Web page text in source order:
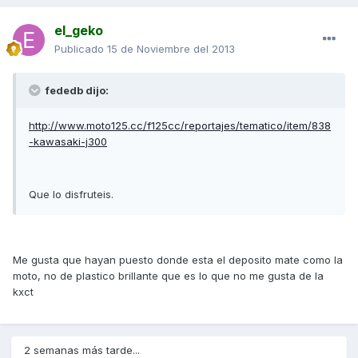
el_geko
Publicado 15 de Noviembre del 2013
fededb dijo:
http://www.moto125.cc/f125cc/reportajes/tematico/item/838
-kawasaki-j300
Que lo disfruteis.
Me gusta que hayan puesto donde esta el deposito mate como la
moto, no de plastico brillante que es lo que no me gusta de la
kxct
2 semanas más tarde...